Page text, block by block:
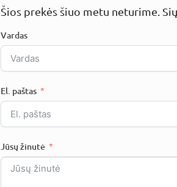
Šios prekės šiuo metu neturime.
Vardas
El. paštas
Jūsų žinutė